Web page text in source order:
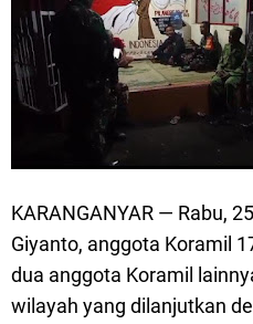
KARANGANYAR — Rabu,
Giyanto, anggota Koramil
dua anggota Koramil
wilayah yang dilanjutkan